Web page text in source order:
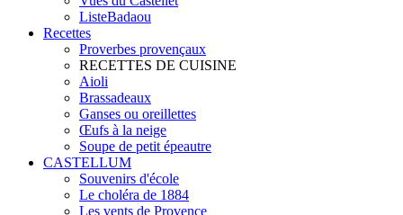
ListeBadaou
Recettes
Proverbes provençaux
RECETTES DE CUISINE
Aioli
Brassadeaux
Ganses ou oreillettes
Œufs à la neige
Soupe de petit épeautre
CASTELLUM
Souvenirs d'école
Le choléra de 1884
Les vents de Provence